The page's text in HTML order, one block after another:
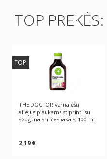
TOP PREKĖS:
TOP
THE DOCTOR varnalėšų
aliejus plaukams stiprinti su
svogūnais ir česnakais, 100 ml
2,19 €